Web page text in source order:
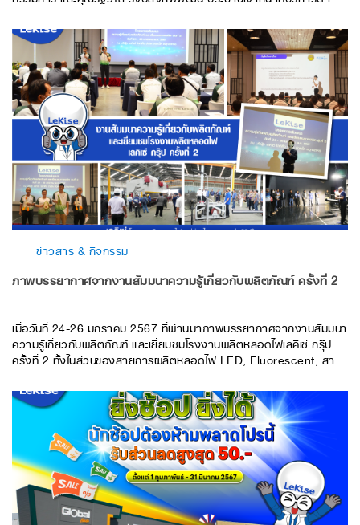
บริษัทในเครือ เลคิเซ่ กรุ๊ป เข้าร่วมพิธีฯ เพื่อความเป็นสิริมงคล แก่บริษัท
และคณะผู้บริหาร พนักงานทุกคน
ข่าวสาร & กิจกรรม
ภาพบรรยากาศจากงานสัมมนาความรู้เกี่ยวกับผลิตภัณฑ์ ครั้งที่ 2
เมื่อวันที่ 24-26 มกราคม 2567 ที่ผ่านมาภาพบรรยากาศจากงานสัมมนา
ความรู้เกี่ยวกับผลิตภัณฑ์ และเยี่ยมชมโรงงานผลิตหลอดไฟเลคิเซ่ กรุ๊ป
ครั้งที่ 2 ทั้งในส่วนของสายการผลิตหลอดไฟ LED, Fluorescent, สาย
ทดสอบแสงที่ได้มาตรฐาน